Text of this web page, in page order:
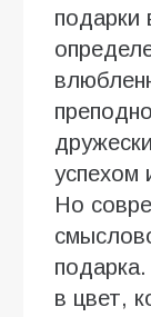
подарки
успехом
Но
в цвет,